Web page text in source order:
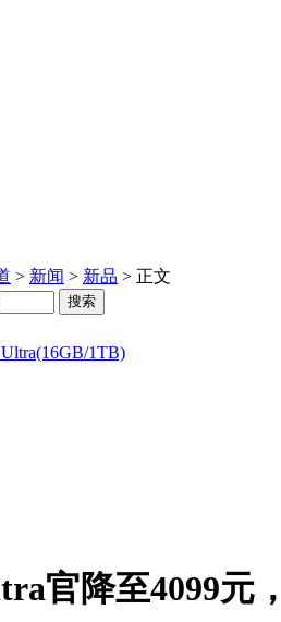
> 新闻 > 新品 > 正文
1TB)
官降至4099元